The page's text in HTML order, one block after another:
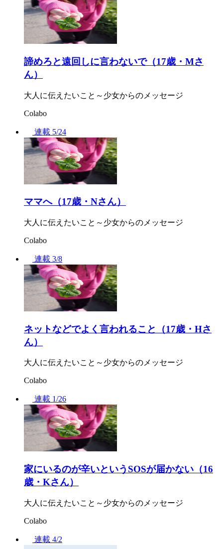
諦めろと遠回しに言わないで（17歳・Mさ
ん）
大人に伝えたいこと～少女からのメッセージ
Colabo
連載 5/24
ママへ（17歳・Nさん）
大人に伝えたいこと～少女からのメッセージ
Colabo
連載 3/8
ネットなどでよく言われること（17歳・Hさ
ん）
大人に伝えたいこと～少女からのメッセージ
Colabo
連載 1/26
家にいるのが辛いというSOSが届かない（16
歳・Kさん）
大人に伝えたいこと～少女からのメッセージ
Colabo
連載 4/2